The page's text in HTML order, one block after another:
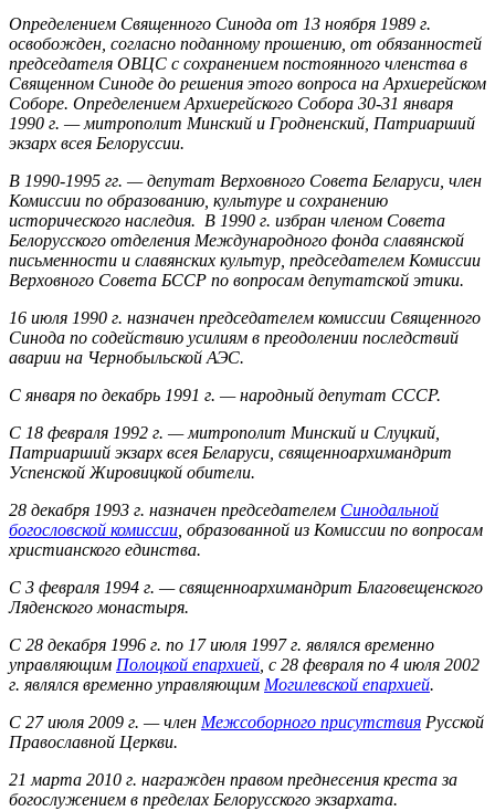
Определением Священного Синода от 13 ноября 1989 г.
освобожден, согласно поданному прошению, от обязанностей
председателя ОВЦС с сохранением постоянного членства в
Священном Синоде до решения этого вопроса на Архиерейском
Соборе. Определением Архиерейского Собора 30-31 января
1990 г. — митрополит Минский и Гродненский, Патриарший
экзарх всея Белоруссии.
В 1990-1995 гг. — депутат Верховного Совета Беларуси, член
Комиссии по образованию, культуре и сохранению
исторического наследия. В 1990 г. избран членом Совета
Белорусского отделения Международного фонда славянской
письменности и славянских культур, председателем Комиссии
Верховного Совета БССР по вопросам депутатской этики.
16 июля 1990 г. назначен председателем комиссии Священного
Синода по содействию усилиям в преодолении последствий
аварии на Чернобыльской АЭС.
С января по декабрь 1991 г. — народный депутат СССР.
С 18 февраля 1992 г. — митрополит Минский и Слуцкий,
Патриарший экзарх всея Беларуси, священноархимандрит
Успенской Жировицкой обители.
28 декабря 1993 г. назначен председателем Синодальной
богословской комиссии , образованной из Комиссии по вопросам
христианского единства.
С 3 февраля 1994 г. — священноархимандрит Благовещенского
Ляденского монастыря.
С 28 декабря 1996 г. по 17 июля 1997 г. являлся временно
управляющим Полоцкой епархией , с 28 февраля по 4 июля 2002
г. являлся временно управляющим Могилевской епархией.
С 27 июля 2009 г. — член Межсоборного присутствия Русской
Православной Церкви.
21 марта 2010 г. награжден правом преднесения креста за
богослужением в пределах Белорусского экзархата.